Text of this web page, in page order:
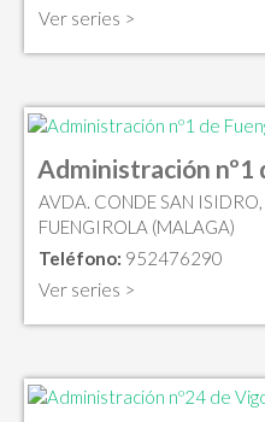
Ver series >
Administración nº1
AVDA. CONDE SAN
FUENGIROLA (MALAGA)
Teléfono: 952476290
Ver series >